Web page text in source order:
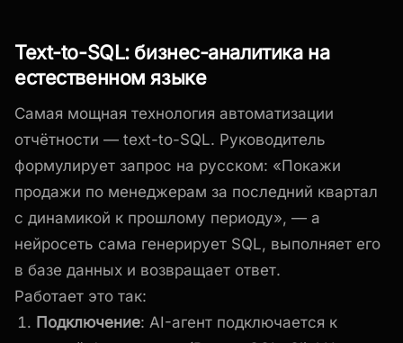
Text-to-SQL: бизнес-аналитика на
естественном языке
Самая мощная технология автоматизации
отчётности — text-to-SQL. Руководитель
формулирует запрос на русском: «Покажи
продажи по менеджерам за последний квартал
с динамикой к прошлому периоду», — а
нейросеть сама генерирует SQL, выполняет его
в базе данных и возвращает ответ.
Работает это так:
Подключение: AI-агент подключается к